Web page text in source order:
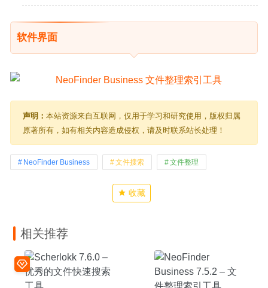
软件界面
声明： 本站资源来自互联网，仅用于学习和研究使用，版权归属
原著所有，如有相关内容造成侵权，请及时联系站长处理！
NeoFinder Business 文件搜索 文件整理
收藏
相关推荐